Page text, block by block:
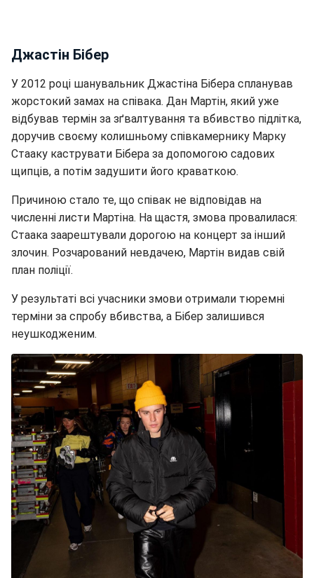
Джастін Бібер
У 2012 році шанувальник Джастіна Бібера спланував
жорстокий замах на співака. Дан Мартін, який уже
відбував термін за зґвалтування та вбивство підлітка,
доручив своєму колишньому співкамернику Марку
Стааку каструвати Бібера за допомогою садових
щипців, а потім задушити його краваткою.
Причиною стало те, що співак не відповідав на
численні листи Мартіна. На щастя, змова провалилася:
Стаака заарештували дорогою на концерт за інший
злочин. Розчарований невдачею, Мартін видав свій
план поліції.
У результаті всі учасники змови отримали тюремні
терміни за спробу вбивства, а Бібер залишився
неушкодженим.